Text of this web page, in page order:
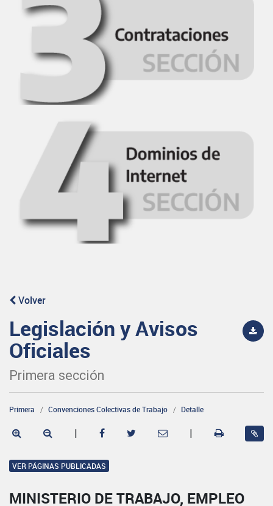
Volver
Legislación y Avisos
Oficiales
Primera sección
Primera Convenciones Colectivas de Trabajo Detalle
| |
VER PÁGINAS PUBLICADAS
MINISTERIO DE TRABAJO, EMPLEO